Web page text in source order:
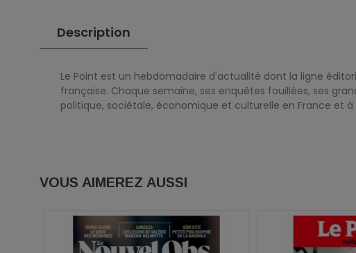
Description
Le Point est un hebdomadaire d'actualité dont la ligne
française. Chaque semaine, ses enquêtes fouillées, ses
politique, sociétale, économique et culturelle en France et
VOUS AIMEREZ AUSSI